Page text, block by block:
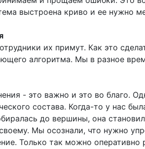
выстроена криво и ее нужно
их примут. Как это
алгоритма. Мы в разное
- это важно и это во благо.
состава. Когда-то у нас
до вершины, она
Мы осознали, что нужно
Только так можно оперативно